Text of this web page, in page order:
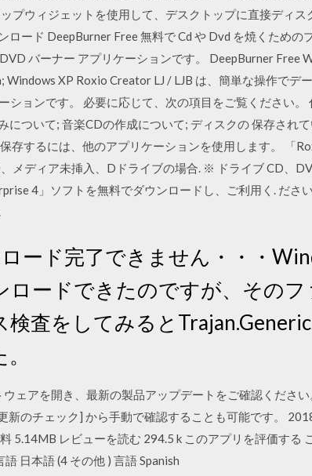
プウィジェットを使用して、デスクトップに直接ディ
ロード DeepBurner Free 無料で Cd や Dvd を焼くための
バーナー アプリケーションです。 DeepBurner Free
XP Roxio Creator LJ / LJB は、簡単な操作でデ
ションです。 必要に応じて、次の項目をご覧ください。
について; 音楽CDの作成について; ディスクの 保存され
存するには、他のアプリケーションを使用します。 「
メディア未挿入、Dドライブの場合. ※ ドライブ CD、
4」ソフトを無料でダウンロードし、ご利用く. ださ
ード完了できません・・・
ロードできたのですが、その
査をしてみると
アを開き、最新の製品アップデートをご確認くださ
新のチェック] から手動で確認することも可能です。
5.14MB レビューを読む 294.5 k このアプリを評価する
日本語 (4 その他 ) 言語 Spanish